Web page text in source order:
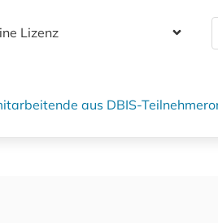
Lizenz
aus DBIS-